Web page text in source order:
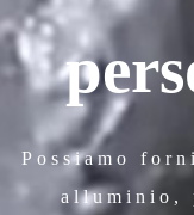
Possiamo
alluminio,